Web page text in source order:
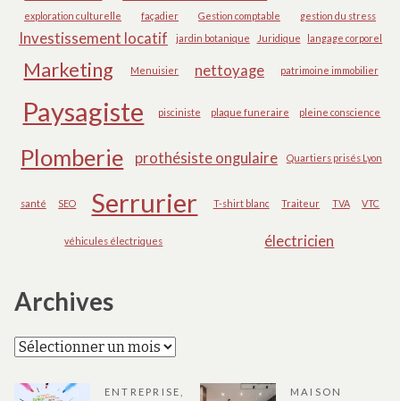
exploration culturelle façadier Gestion comptable gestion du stress
Investissement locatif jardin botanique Juridique langage corporel
Marketing Menuisier nettoyage patrimoine immobilier
Paysagiste pisciniste plaque funeraire pleine conscience
Plomberie prothésiste ongulaire Quartiers prisés Lyon
santé SEO Serrurier T-shirt blanc Traiteur TVA VTC
véhicules électriques électricien
Archives
Archives
ENTREPRISE MAISON